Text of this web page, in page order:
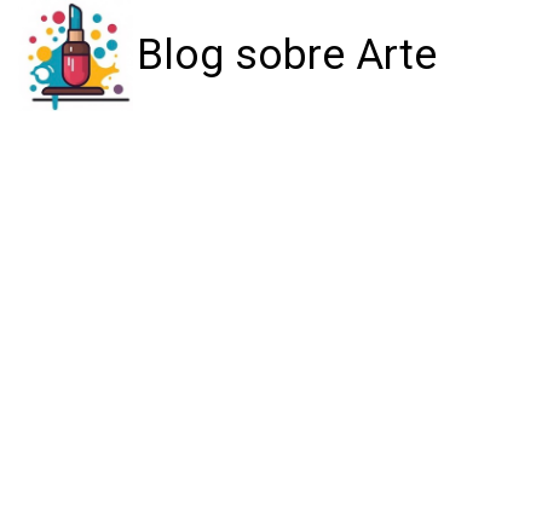
Blog sobre Arte